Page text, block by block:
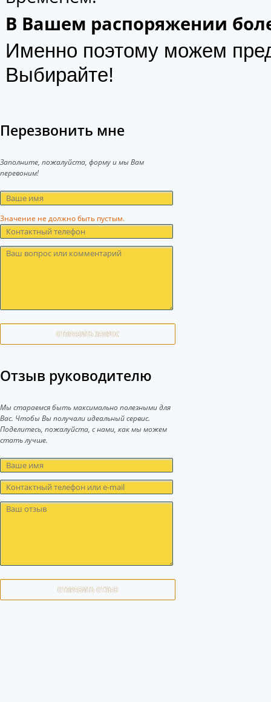
В Вашем распоряжении
Именно поэтому можем
Выбирайте!
Перезвонить мне
Заполните, пожалуйста, форму и мы Вам
перевоним!
Значение не должно быть пустым.
ОТПРАВИТЬ ЗАПРОС
Отзыв руководителю
Мы стараемся быть максимально полезными для
Вас. Чтобы Вы получали идеальный сервис.
Поделитесь, пожалуйста, с нами, как мы можем
стать лучше.
ОТПРАВИТЬ ОТЗЫВ